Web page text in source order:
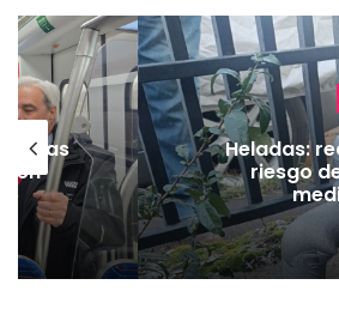
vías
Heladas:
riesgo